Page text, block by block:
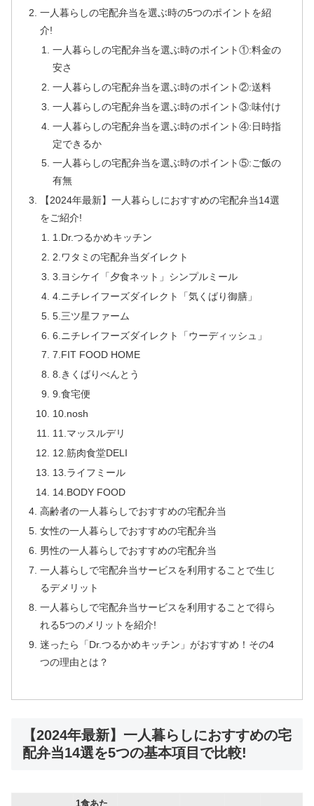
一人暮らしの宅配弁当を選ぶ時の5つのポイントを紹
介!
一人暮らしの宅配弁当を選ぶ時のポイント①:料金の
安さ
一人暮らしの宅配弁当を選ぶ時のポイント②:送料
一人暮らしの宅配弁当を選ぶ時のポイント③:味付け
一人暮らしの宅配弁当を選ぶ時のポイント④:日時指
定できるか
一人暮らしの宅配弁当を選ぶ時のポイント⑤:ご飯の
有無
【2024年最新】一人暮らしにおすすめの宅配弁当14選
をご紹介!
1.Dr.つるかめキッチン
2.ワタミの宅配弁当ダイレクト
3.ヨシケイ「夕食ネット」シンプルミール
4.ニチレイフーズダイレクト「気くばり御膳」
5.三ツ星ファーム
6.ニチレイフーズダイレクト「ウーディッシュ」
7.FIT FOOD HOME
8.きくばりべんとう
9.食宅便
10.nosh
11.マッスルデリ
12.筋肉食堂DELI
13.ライフミール
14.BODY FOOD
高齢者の一人暮らしでおすすめの宅配弁当
女性の一人暮らしでおすすめの宅配弁当
男性の一人暮らしでおすすめの宅配弁当
一人暮らしで宅配弁当サービスを利用することで生じ
るデメリット
一人暮らしで宅配弁当サービスを利用することで得ら
れる5つのメリットを紹介!
迷ったら「Dr.つるかめキッチン」がおすすめ！その4
つの理由とは？
【2024年最新】一人暮らしにおすすめの宅
配弁当14選を5つの基本項目で比較!
1食あた